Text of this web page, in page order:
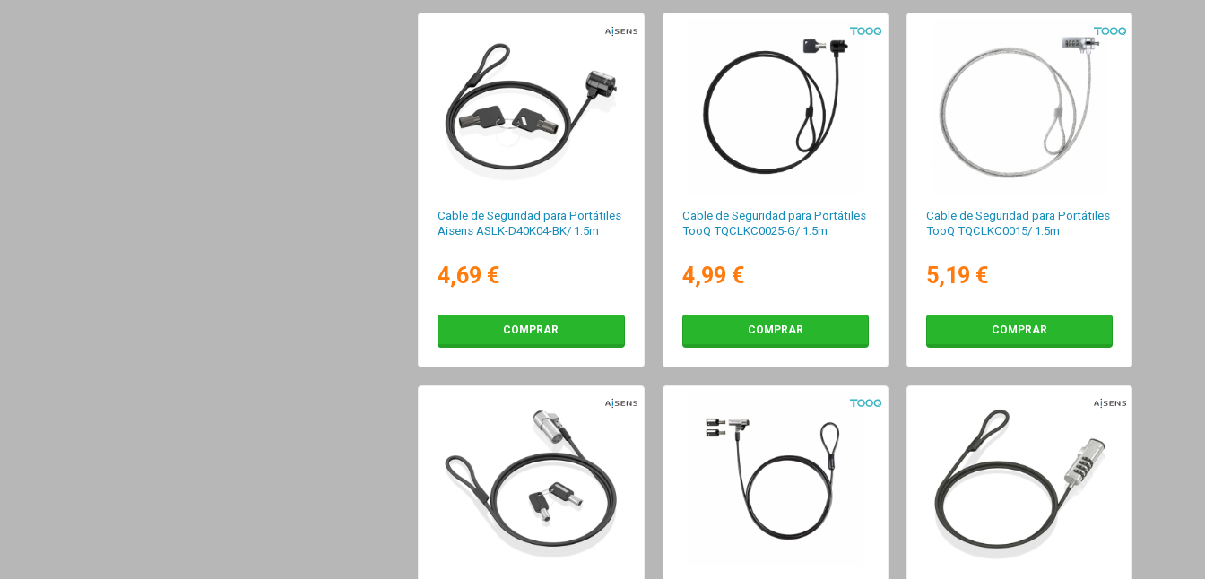
Cable de Seguridad para Portátiles
Aisens ASLK-D40K04-BK/ 1.5m
4,69 €
COMPRAR
Cable de Seguridad para Portátiles
TooQ TQCLKC0025-G/ 1.5m
4,99 €
COMPRAR
Cable de Seguridad para Portátiles
TooQ TQCLKC0015/ 1.5m
5,19 €
COMPRAR